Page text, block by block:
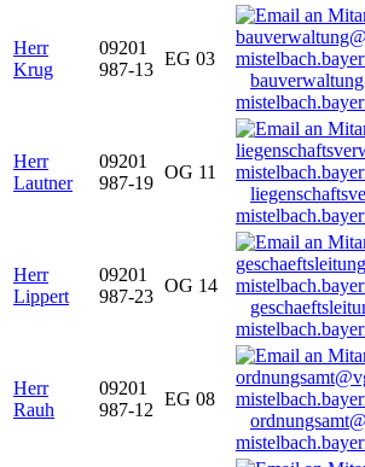
Herr
Krug
09201
987-13
EG 03
Herr
Lautner
09201
987-19
OG 11
Herr
Lippert
09201
987-23
OG 14
Herr
Rauh
09201
987-12
EG 08